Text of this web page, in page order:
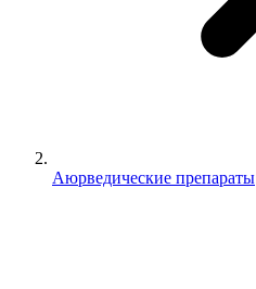
Аюрведические препараты